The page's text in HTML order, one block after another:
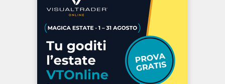
Chi siamo
Commenti e segnalazioni
Contattaci